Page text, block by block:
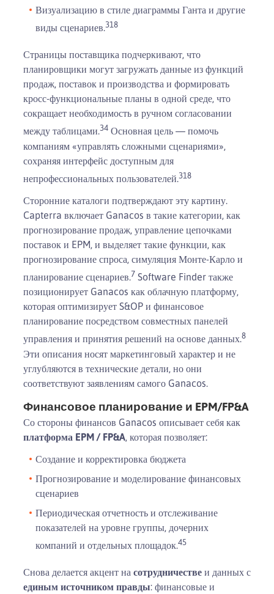
Визуализацию в стиле диаграммы Ганта и другие
виды сценариев.318
Страницы поставщика подчеркивают, что
планировщики могут загружать данные из функций
продаж, поставок и производства и формировать
кросс-функциональные планы в одной среде, что
сокращает необходимость в ручном согласовании
между таблицами.34 Основная цель — помочь
компаниям «управлять сложными сценариями»,
сохраняя интерфейс доступным для
непрофессиональных пользователей.318
Сторонние каталоги подтверждают эту картину.
Capterra включает Ganacos в такие категории, как
прогнозирование продаж, управление цепочками
поставок и EPM, и выделяет такие функции, как
прогнозирование спроса, симуляция Монте-Карло и
планирование сценариев.7 Software Finder также
позиционирует Ganacos как облачную платформу,
которая оптимизирует S&OP и финансовое
планирование посредством совместных панелей
управления и принятия решений на основе данных.8
Эти описания носят маркетинговый характер и не
углубляются в технические детали, но они
соответствуют заявлениям самого Ganacos.
Финансовое планирование и EPM/FP&A
Со стороны финансов Ganacos описывает себя как
платформа EPM / FP&A, которая позволяет:
Создание и корректировка бюджета
Прогнозирование и моделирование финансовых
сценариев
Периодическая отчетность и отслеживание
показателей на уровне группы, дочерних
компаний и отдельных площадок.45
Снова делается акцент на сотрудничестве и данных с
единым источником правды: финансовые и